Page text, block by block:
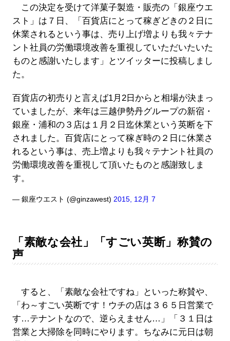
この決定を受けて洋菓子製造・販売の「銀座ウエ
スト」は７日、「百貨店にとって稼ぎどきの２日に
休業されるという事は、売り上げ増よりも我々テナ
ント社員の労働環境改善を重視していただいたいた
ものと感謝いたします」とツイッターに投稿しまし
た。
百貨店の初売りと言えば1月2日からと相場が決まっ
ていましたが、来年は三越伊勢丹グループの新宿・
銀座・浦和の３店は１月２日迄休業という英断を下
されました。百貨店にとって稼ぎ時の２日に休業さ
れるという事は、売上増よりも我々テナント社員の
労働環境改善を重視して頂いたものと感謝致しま
す。
— 銀座ウエスト (@ginzawest) 2015, 12月 7
「素敵な会社」「すごい英断」称賛の
声
すると、「素敵な会社ですね」といった称賛や、
「わ～すごい英断です！ウチの店は３６５日営業で
す…テナントなので、逆らえません…」「３１日は
営業と大掃除を同時にやります。ちなみに元日は朝